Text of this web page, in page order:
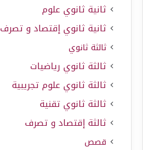
ثانية ثانوي علوم
ثانية ثانوي إقتصاد و تصرف
ثالثة ثانوي
ثالثة ثانوي رياضيات
ثالثة ثانوي علوم تجريبية
ثالثة ثانوي تقنية
ثالثة إقتصاد و تصرف
قصص